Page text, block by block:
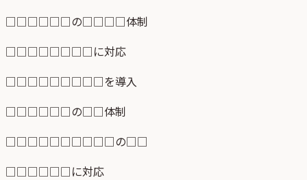
□□□□□□の□□□□体制
□□□□□□□□に対応
□□□□□□□□□を導入
□□□□□□の□□体制
□□□□□□□□□□の□□
□□□□□□に対応